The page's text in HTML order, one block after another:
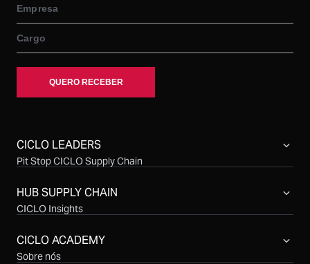
CICLO LEADERS
Pit Stop CICLO Supply Chain
Simpósio CICLO Supply Chain
HUB SUPPLY CHAIN
CICLO Insights
CICLO Talks
CICLO Cast
CICLO ACADEMY
Sobre nós